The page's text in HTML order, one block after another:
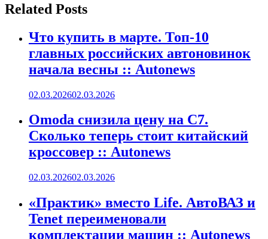
Related Posts
Что купить в марте. Топ-10
главных российских автоновинок
начала весны :: Autonews
02.03.202602.03.2026
Omoda снизила цену на C7.
Сколько теперь стоит китайский
кроссовер :: Autonews
02.03.202602.03.2026
«Практик» вместо Life. АвтоВАЗ и
Tenet переименовали
комплектации машин :: Autonews